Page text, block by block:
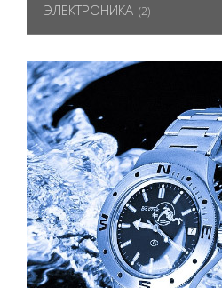
ЭЛЕКТРОНИКА (2)